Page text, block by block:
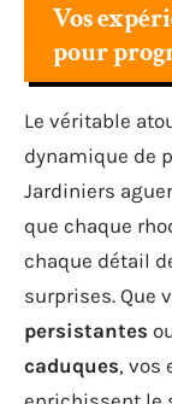
Vos
pour
Le véritable
dynamique de
Jardiniers
que chaque
chaque détail
surprises. Que
persistantes
caduques, vos